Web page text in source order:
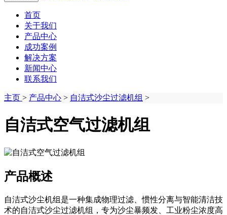
首页
关于我们
产品中心
成功案例
解决方案
新闻中心
联系我们
主页 > 产品中心 > 自洁式沙尘过滤机组 >
自洁式空气过滤机组
产品概述
自洁式沙尘机组是一种集成物理过滤、惯性分离与智能清洁技
术的自洁式沙尘过滤机组，专为沙尘暴频发、工业粉尘浓度高